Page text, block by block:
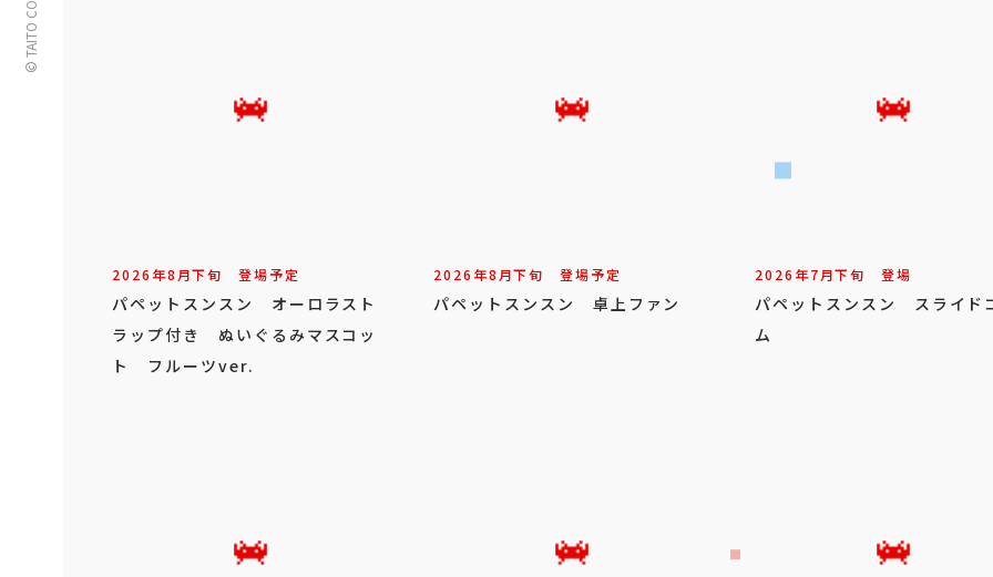
2026年8月下旬 登場予定
パペットスンスン オーロラスト
ラップ付き ぬいぐるみマスコッ
ト フルーツver.
2026年8月下旬 登場予定
パペットスンスン 卓上ファン
2026年7月下旬 登場
パペットスンスン スライド
ム